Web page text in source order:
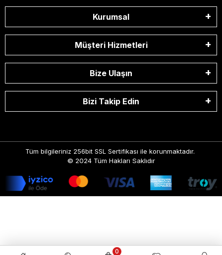
Kurumsal
Müşteri Hizmetleri
Bize Ulaşın
Bizi Takip Edin
Tüm bilgileriniz 256bit SSL Sertifikası ile korunmaktadır.
© 2024 Tüm Hakları Saklıdır
0